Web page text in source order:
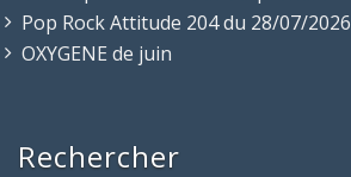
Pop Rock Attitude 204 du 28/07/2026
OXYGENE de juin
Rechercher